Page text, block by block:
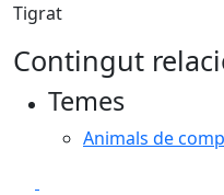
Tigrat
Contingut
Temes
Animals de